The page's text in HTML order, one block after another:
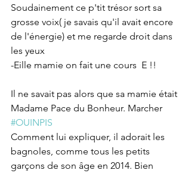
Soudainement ce p'tit trésor sort sa
grosse voix( je savais qu'il avait encore
de l'énergie) et me regarde droit dans
les yeux
-Eille mamie on fait une cours  E !!
Il ne savait pas alors que sa mamie était
Madame Pace du Bonheur. Marcher
#OUINPIS
Comment lui expliquer, il adorait les
bagnoles, comme tous les petits
garçons de son âge en 2014. Bien